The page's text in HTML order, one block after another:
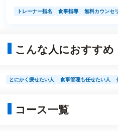
トレーナー指名 食事指導 無料カウンセ
こんな人におすすめ
とにかく痩せたい人 食事管理も任せたい人
コース一覧